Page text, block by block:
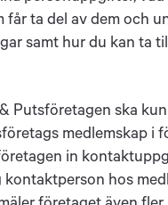
får ta del av dem och
samt hur du kan ta
Putsföretagen ska
medlemskap i
in
kontaktperson hos